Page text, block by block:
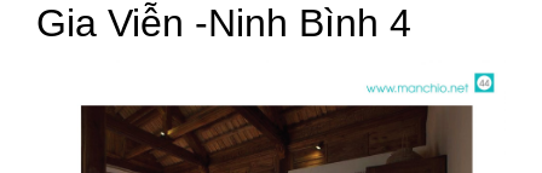
Gia Viễn -Ninh Bình 4